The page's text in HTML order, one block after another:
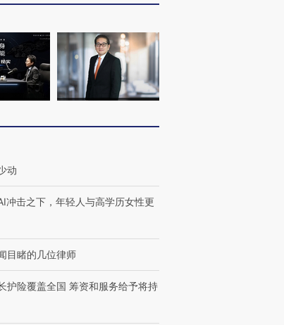
马航飞行员跨国走私7万
粒摇头丸 尿检体内含3种
毒品
视线｜被称为“蟑螂”的印
度Z世代 用街头抗争将教
动
冲击之下，年轻人与高学历女性更
目睹的几位律师
护险覆盖全国 筹资和服务给予将持